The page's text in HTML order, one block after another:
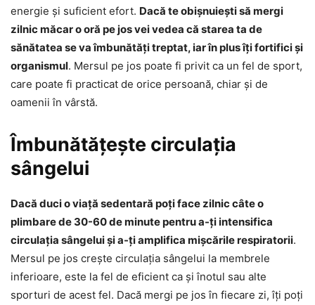
energie și suficient efort. Dacă te obișnuiești să mergi
zilnic măcar o oră pe jos vei vedea că starea ta de
sănătatea se va îmbunătăți treptat, iar în plus îți fortifici și
organismul. Mersul pe jos poate fi privit ca un fel de sport,
care poate fi practicat de orice persoană, chiar și de
oamenii în vârstă.
Îmbunătățește circulația
sângelui
Dacă duci o viață sedentară poți face zilnic câte o
plimbare de 30-60 de minute pentru a-ți intensifica
circulația sângelui și a-ți amplifica mișcările respiratorii.
Mersul pe jos crește circulația sângelui la membrele
inferioare, este la fel de eficient ca și înotul sau alte
sporturi de acest fel. Dacă mergi pe jos în fiecare zi, îți poți